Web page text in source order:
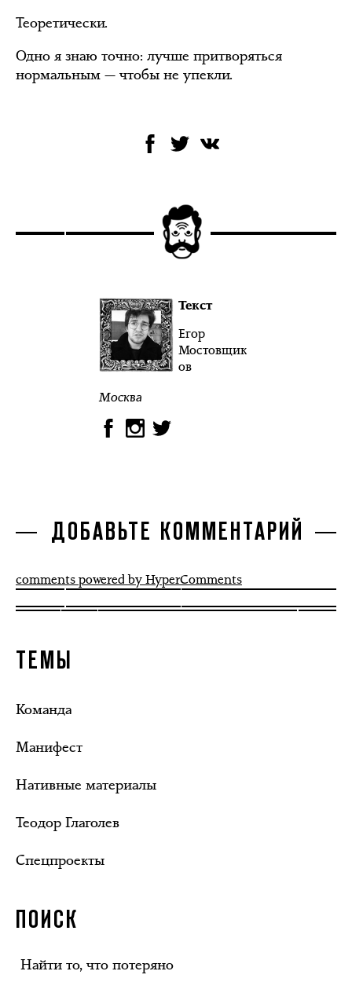
Теоретически.
Одно я знаю точно: лучше притворяться
нормальным — чтобы не упекли.
Текст
Егор
Мостовщик
ов
Москва
ДОБАВЬТЕ КОММЕНТАРИЙ
comments powered by HyperComments
ТЕМЫ
Команда
Манифест
Нативные материалы
Теодор Глаголев
Спецпроекты
ПОИСК